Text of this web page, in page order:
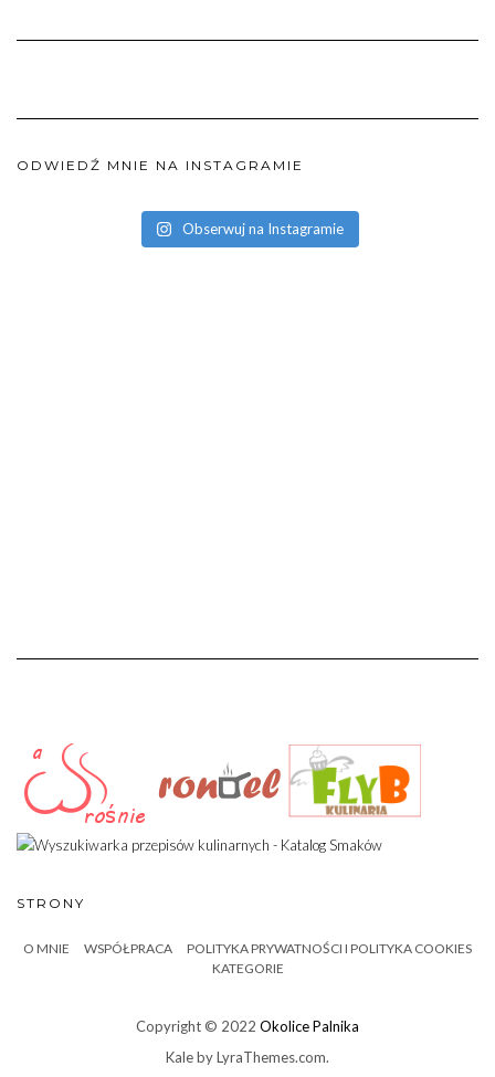
ODWIEDŹ MNIE NA INSTAGRAMIE
Obserwuj na Instagramie
STRONY
O MNIE WSPÓŁPRACA
POLITYKA PRYWATNOŚCI I POLITYKA COOKIES
KATEGORIE
Copyright © 2022 Okolice Palnika
Kaleby LyraThemes.com.